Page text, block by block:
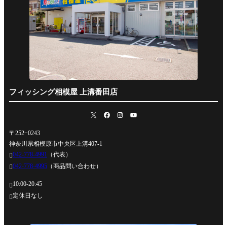
フィッシング相模屋 上溝番田店
〒252−0243
神奈川県相模原市中央区上溝407-1
042-778-4991
（代表）
042-778-4995 （商品問い合わせ）
10:00-20:45
定休日なし